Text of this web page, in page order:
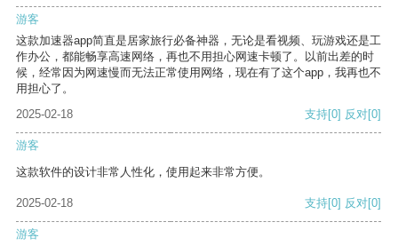
游客
这款加速器app简直是居家旅行必备神器，无论是看视频、玩游戏还是工
作办公，都能畅享高速网络，再也不用担心网速卡顿了。以前出差的时
候，经常因为网速慢而无法正常使用网络，现在有了这个app，我再也不
用担心了。
2025-02-18
支持[0] 反对[0]
游客
这款软件的设计非常人性化，使用起来非常方便。
2025-02-18 支持[0] 反对[0]
游客